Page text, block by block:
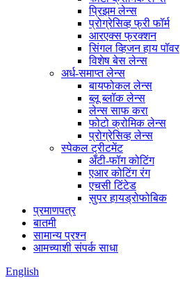
प्रिझम लेन्स
प्रोग्रेसिव्ह फ्री फॉर्म
आरएक्स फ्रक्शन
सिंगल व्हिजन हाय पॉवर
विशेष बेस लेन्स
अर्ध-समाप्त लेन्स
बायफोकल लेन्स
ब्लू ब्लॉक लेन्स
लेन्स साफ करा
फोटो क्रोमिक लेन्स
प्रोग्रेसिव्ह लेन्स
स्पेकल ट्रीटमेंट
अँटी-फॉग कोटिंग
एआर कोटिंग रंग
एचसी टिंटेड
सुपर हायड्रोफोबिक
प्रमाणपत्र
बातमी
सामान्य प्रश्न
आमच्याशी संपर्क साधा
English